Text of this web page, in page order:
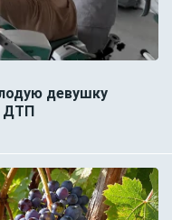
девушку
ДТП